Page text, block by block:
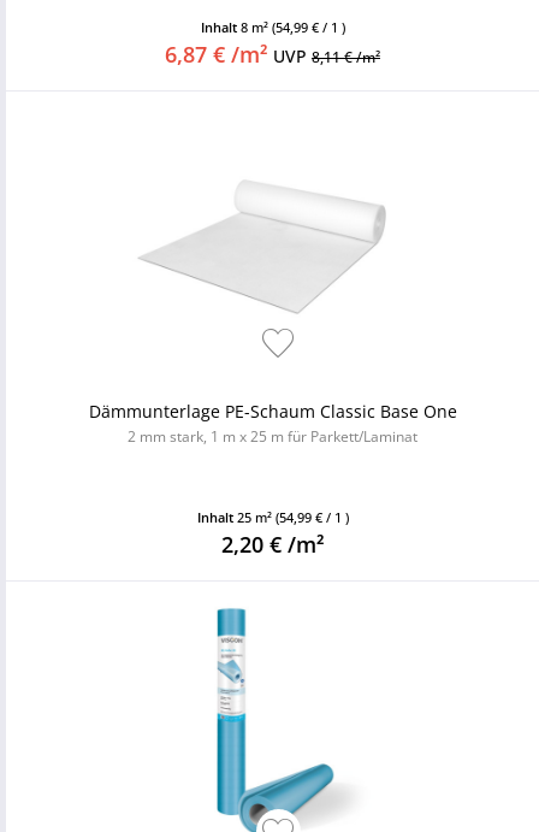
Inhalt 8 m² (54,99 € / 1 )
6,87 € /m² UVP 8,11 € /m²
Dämmunterlage PE-Schaum Classic Base One
2 mm stark, 1 m x 25 m für Parkett/Laminat
Inhalt 25 m² (54,99 € / 1 )
2,20 € /m²